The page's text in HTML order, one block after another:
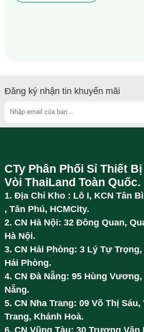
Đăng ký nhận tin khuyến mãi
CTy Phân Phối Sỉ Thiết
Vòi ThaiLand Toàn Quốc.
1. Địa Chỉ Kho : Lô I, KCN Tân
, Tân Phú, HCMCity.
2. CN Hà Nội: 32 Đông Quan,
Hà Nội.
3. CN Hải Phòng: 3 Lý Tự
Hải Phòng.
4. CN Đà Nẵng: 95 Hùng
Nẵng.
5. CN Nha Trang: 09 Võ Thị
Trang, Khánh Hoà.
6. CN Vũng Tàu: 30 Trương Văn